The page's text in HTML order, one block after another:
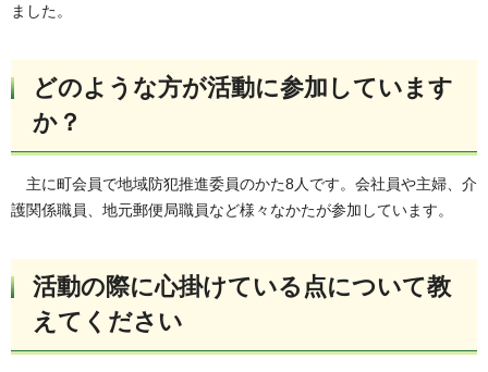
ました。
どのような方が活動に参加しています
か？
主に町会員で地域防犯推進委員のかた8人です。会社員や主婦、介
護関係職員、地元郵便局職員など様々なかたが参加しています。
活動の際に心掛けている点について教
えてください